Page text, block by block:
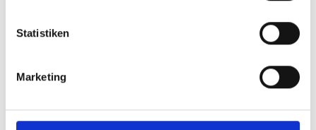
Statistiken
Marketing
2015/2016 Landesparteisekretärin der Salzburger
Freiheitlichen
Freiheitlichen
von November 2017 bis Juni 2018 Abgeordnete zum
von Jänner 2018 bis Mai 2018 Bundes-